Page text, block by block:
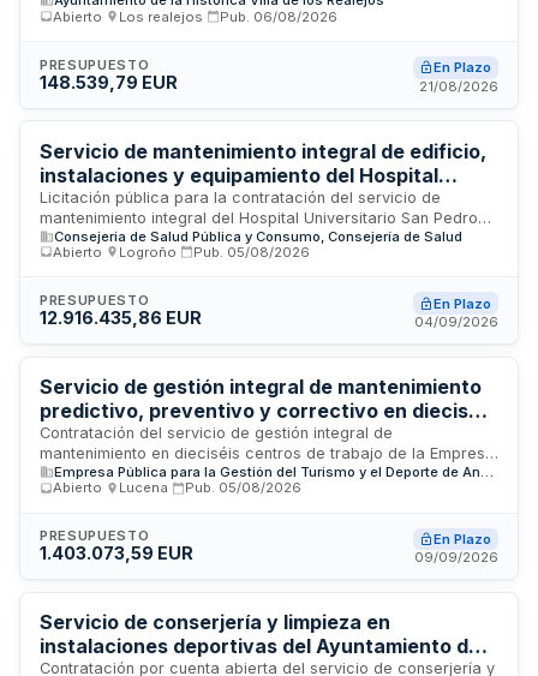
servicios administrativos sujetos a la Ley de Contratos del
de contratación, que ostenta facultades de inspección,
interpretación del contrato y resolución de incidencias. La
salvaguarden la libre competencia y se publicará en el Perfil
del Contratante.
Abierto
Los realejos Pub. 06/08/2026
PRESUPUESTO
148.539,79 EUR
En Plazo
21/08/2026
Servicio de mantenimiento integral de edificio,
instalaciones y equipamiento del Hospital
Universitario San Pedro
Licitación pública para la contratación del servicio de
mantenimiento integral del Hospital Universitario San Pedro
del Servicio Riojano de Salud. El contrato comprende el
mantenimiento preventivo y correctivo de la estructura del
eléctricos, de climatización, fontanería y todo el
equipamiento hospitalario. El servicio se prestará en las
vigencia del contrato. El adjudicatario será responsable de
garantizar la operatividad continua de las instalaciones y
equipos médicos del centro hospitalario.
Consejeria de Salud Pública y Consumo, Consejería de Salud
Abierto
Logroño Pub. 05/08/2026
PRESUPUESTO
12.916.435,86 EUR
En Plazo
04/09/2026
Servicio de gestión integral de mantenimiento
predictivo, preventivo y correctivo en dieciséis
centros de trabajo - Empresa Pública para la
Gestión del Turismo y el Deporte de Andalucía
Contratación del servicio de gestión integral de
mantenimiento en dieciséis centros de trabajo de la Empresa
Pública para la Gestión del Turismo y el Deporte de
Andalucía. El servicio comprende actividades de
preventivo mediante inspecciones y revisiones sistemáticas,
y mantenimiento correctivo para reparación de averías. La
de los centros, garantizando la operatividad continua de los
equipamientos e inmuebles vinculados a la gestión turística y
deportiva de la comunidad autónoma andaluza.
Empresa Pública para la Gestión del Turismo y el Deporte de Andalucía, S.A.
Abierto
Lucena Pub. 05/08/2026
PRESUPUESTO
1.403.073,59 EUR
En Plazo
09/09/2026
Servicio de conserjería y limpieza en
instalaciones deportivas del Ayuntamiento de
Marbella durante fines de semana y festivos
Contratación por cuenta abierta del servicio de conserjería y